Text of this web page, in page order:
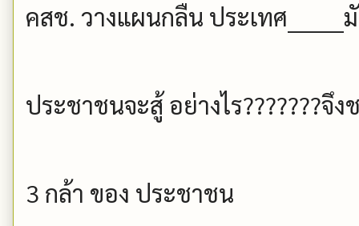
คสช. วางแผนกลืน ประเทศ
ป­ระชาชนจะสู้ อย่างไร???????จึ
3 กล้า ของ ประชาชน